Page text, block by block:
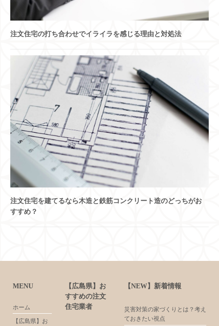
注文住宅の打ち合わせでイライラを感じる理由と対処法
注文住宅を建てるなら木造と鉄筋コンクリート造のどっちがお
すすめ？
MENU
ホーム
【広島県】お
【広島県】お
すすめの注文
住宅業者
【NEW】新着情報
災害対策の家づくりとは？考え
ておきたい視点